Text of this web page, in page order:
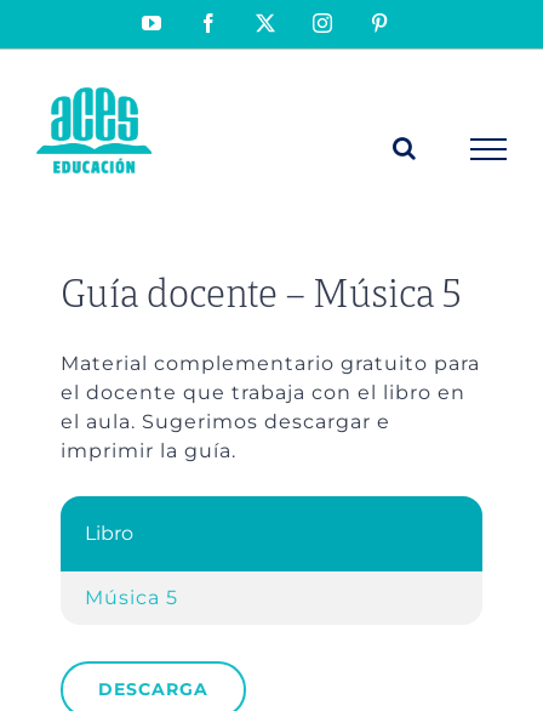
YouTubeFacebook Instagram
Guía docente – Música 5
Material complementario gratuito para
el docente que trabaja con el libro en
el aula. Sugerimos descargar e
imprimir la guía.
Libro
Música 5
DESCARGA